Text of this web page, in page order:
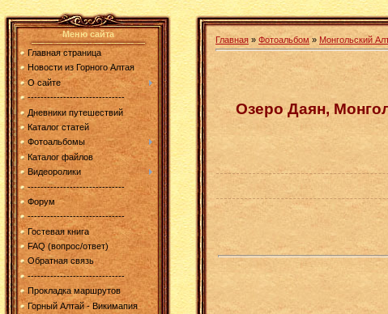
Меню сайта
Главная страница
Новости из Горного Алтая
О сайте
------------------------------
Дневники путешествий
Каталог статей
Фотоальбомы
Каталог файлов
Видеоролики
------------------------------
Форум
------------------------------
Гостевая книга
FAQ (вопрос/ответ)
Обратная связь
------------------------------
Прокладка маршрутов
Горный Алтай - Викимапия
Главная » Фотоальбом» Монгольский
Озеро Даян,